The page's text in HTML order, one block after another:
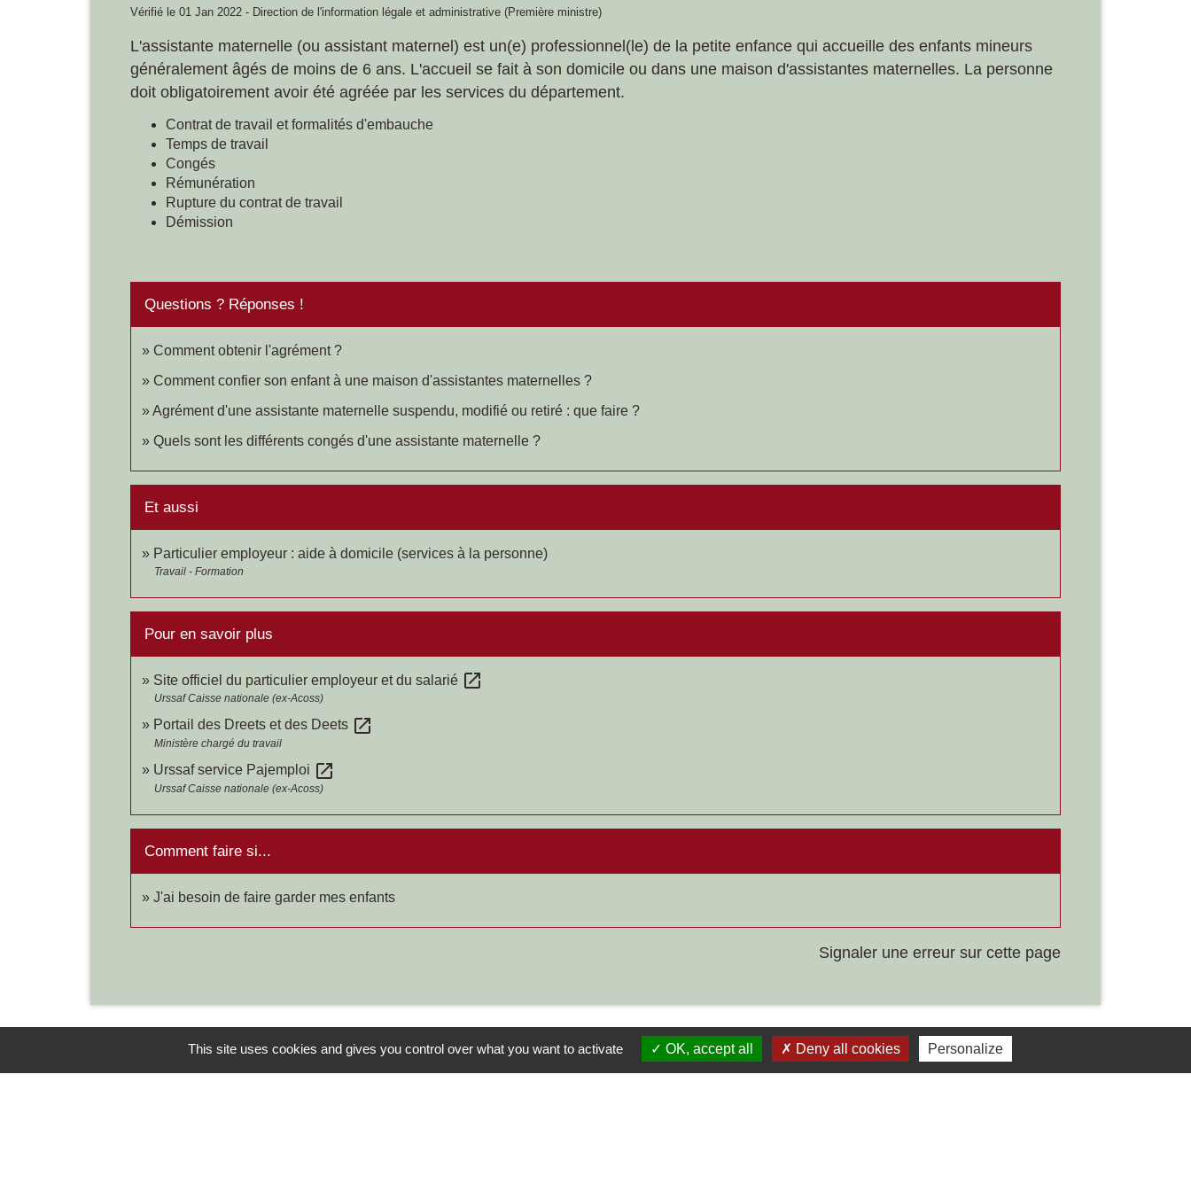
Vérifié le 01 Jan 2022 - Direction de l'information légale et administrative (Première ministre)
L'assistante maternelle (ou assistant maternel) est un(e) professionnel(le) de la petite enfance qui accueille des enfants mineurs
généralement âgés de moins de 6 ans. L'accueil se fait à son domicile ou dans une maison d'assistantes maternelles. La personne
doit obligatoirement avoir été agréée par les services du département.
Contrat de travail et formalités d'embauche
Temps de travail
Congés
Rémunération
Rupture du contrat de travail
Démission
Questions ? Réponses !
Comment obtenir l'agrément ?
Comment confier son enfant à une maison d'assistantes maternelles ?
Agrément d'une assistante maternelle suspendu, modifié ou retiré : que faire ?
Quels sont les différents congés d'une assistante maternelle ?
Et aussi
Particulier employeur : aide à domicile (services à la personne)
Travail - Formation
Pour en savoir plus
Site officiel du particulier employeur et du salarié open_in_new
Urssaf Caisse nationale (ex-Acoss)
Portail des Dreets et des Deets open_in_new
Ministère chargé du travail
Urssaf service Pajemploi open_in_new
Urssaf Caisse nationale (ex-Acoss)
Comment faire si...
J'ai besoin de faire garder mes enfants
Signaler une erreur sur cette page
This site uses cookies and gives you control over what you want to activate OK, accept all Deny all cookies Personalize